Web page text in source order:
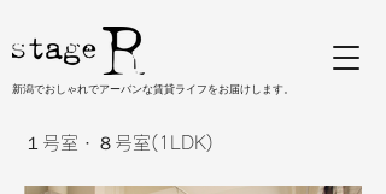
新潟でおしゃれでアーバンな賃貸ライフをお届けします。
１号室・８号室(1LDK)